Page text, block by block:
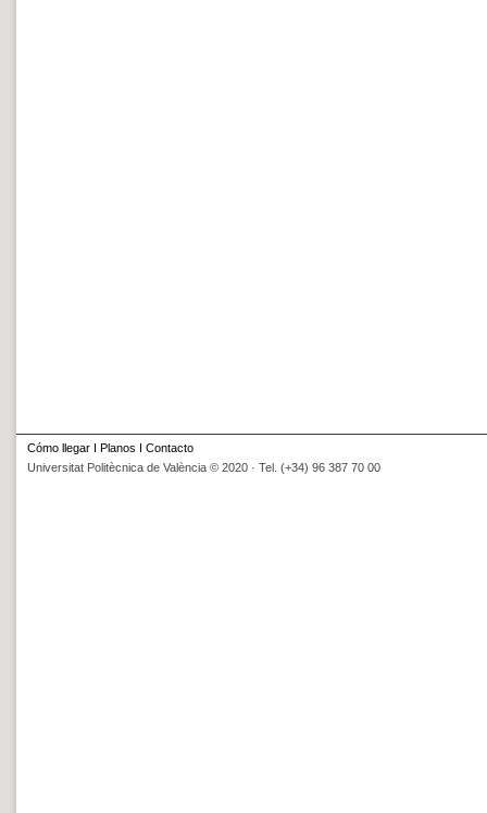
Cómo llegar I Planos I Contacto
Universitat Politècnica de València © 2020 · Tel. (+34) 96 387 70 00